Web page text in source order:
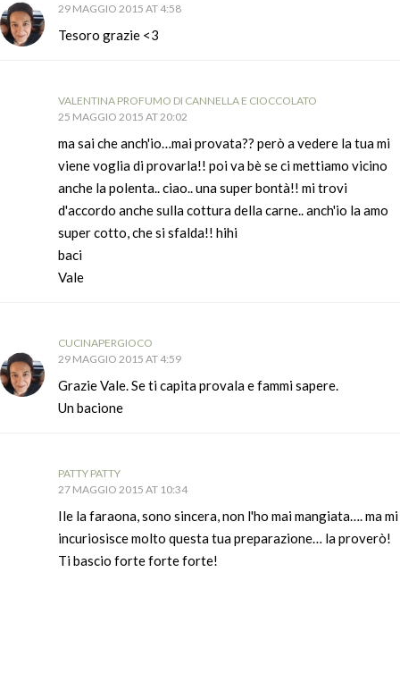
29 MAGGIO 2015 AT 4:58
Tesoro grazie <3
VALENTINA PROFUMO DI CANNELLA E CIOCCOLATO
25 MAGGIO 2015 AT 20:02
ma sai che anch'io…mai provata?? però a vedere la tua mi
viene voglia di provarla!! poi va bè se ci mettiamo vicino
anche la polenta.. ciao.. una super bontà!! mi trovi
d'accordo anche sulla cottura della carne.. anch'io la amo
super cotto, che si sfalda!! hihi
baci
Vale
CUCINAPERGIOCO
29 MAGGIO 2015 AT 4:59
Grazie Vale. Se ti capita provala e fammi sapere.
Un bacione
PATTY PATTY
27 MAGGIO 2015 AT 10:34
Ile la faraona, sono sincera, non l'ho mai mangiata…. ma mi
incuriosisce molto questa tua preparazione… la proverò!
Ti bascio forte forte forte!